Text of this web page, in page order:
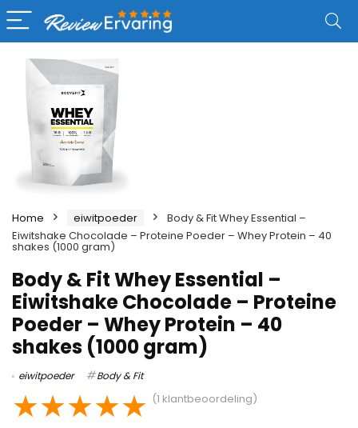
Home eiwitpoeder
Body & Fit Whey Essential –
Eiwitshake Chocolade – Proteine Poeder – Whey Protein – 40
shakes (1000 gram)
Body & Fit Whey Essential –
Eiwitshake Chocolade – Proteine
Poeder – Whey Protein – 40
shakes (1000 gram)
eiwitpoeder Body & Fit
★★★★★ (1 klantbeoordeling)